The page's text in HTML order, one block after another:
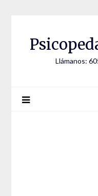
Llámanos: